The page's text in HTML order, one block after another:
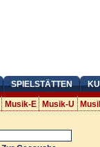
SPIELSTÄTTEN
Musik-E Musik-U